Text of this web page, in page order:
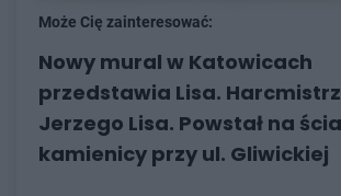
Może Cię zainteresować:
Nowy mural w Katowicach
przedstawia Lisa.
Jerzego Lisa. Powstał na
kamienicy przy ul. Gliwickiej